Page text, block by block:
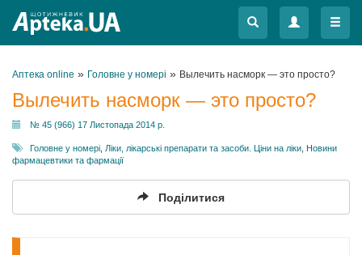
Меню
Меню
Аптека online » Головне у номері » Вылечить насморк — это просто?
Вылечить насморк — это просто?
№ 45 (966) 17 Листопада 2014 р.
Головне у номері Ліки, лікарські препарати та засоби. Ціни на ліки Новини
фармацевтики та фармації
Поділитися